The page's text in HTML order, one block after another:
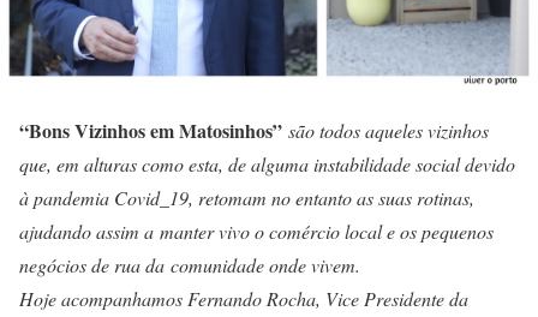
“Bons Vizinhos em Matosinhos” são todos aqueles vizinhos
que, em alturas como esta, de alguma instabilidade social devido
à pandemia Covid_19, retomam no entanto as suas rotinas,
ajudando assim a manter vivo o comércio local e os pequenos
negócios de rua da comunidade onde vivem.
Hoje acompanhamos Fernando Rocha, Vice Presidente da